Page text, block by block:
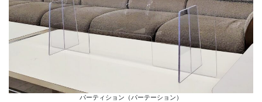
パーティション（パーテーション）